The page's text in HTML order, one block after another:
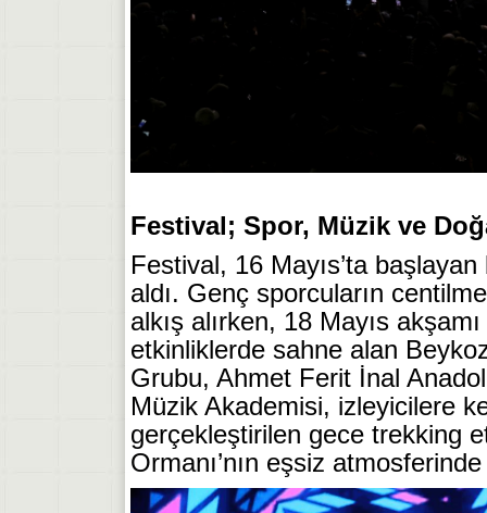
Festival; Spor, Müzik ve
Festival, 16 Mayıs’ta
aldı. Genç sporcuların
alkış alırken, 18 Mayıs
etkinliklerde sahne alan
Grubu, Ahmet Ferit İnal
Müzik Akademisi, izleyicilere
gerçekleştirilen gece trekking
Ormanı’nın eşsiz